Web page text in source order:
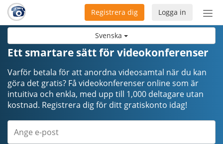
Svenska
Logga in
Registrera dig
Ett smartare sätt för videokonferenser
Varför betala för att anordna videosamtal när du kan
göra det gratis? Få videokonferenser online som är
intuitiva och enkla, med upp till 1,000 deltagare utan
kostnad. Registrera dig för ditt gratiskonto idag!